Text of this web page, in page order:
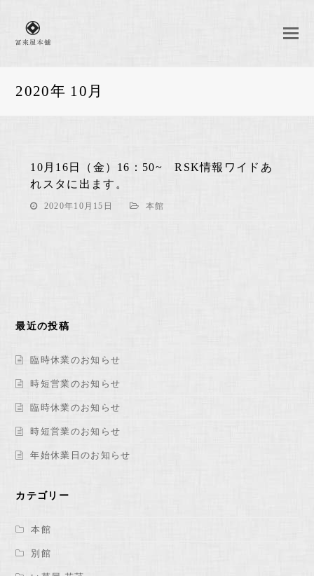
2020年 10月
10月16日（金）16：50~ RSK情報ワイドあ
れスタに出ます。
2020年10月15日 本館
最近の投稿
臨時休業のお知らせ
時短営業のお知らせ
臨時休業のお知らせ
時短営業のお知らせ
年始休業日のお知らせ
カテゴリー
本館
別館